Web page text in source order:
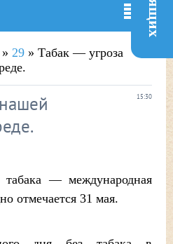
» 29 » Табак — угроза
15:30
— международная
отмечается 31 мая.